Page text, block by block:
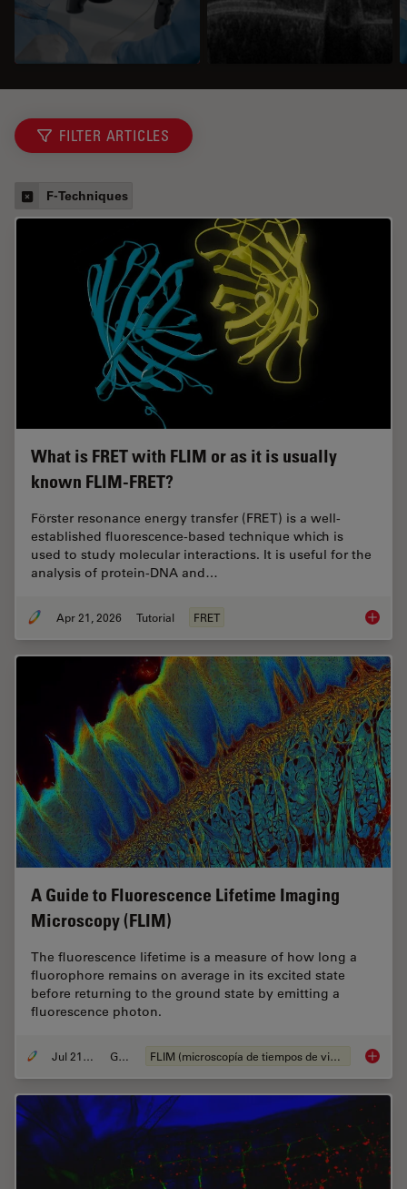
FILTER ARTICLES
F-Techniques
What is FRET with FLIM or as it is usually
known FLIM-FRET?
Förster resonance energy transfer (FRET) is a well-
established fluorescence-based technique which is
used to study molecular interactions. It is useful for the
analysis of protein-DNA and…
Apr 21, 2026 Tutorial FRET What is
A Guide to Fluorescence Lifetime Imaging
Microscopy (FLIM)
The fluorescence lifetime is a measure of how long a
fluorophore remains on average in its excited state
before returning to the ground state by emitting a
fluorescence photon.
Jul 21, 2022 Guide FLIM (microscopía de tiempos de vida de fluorescencia) A